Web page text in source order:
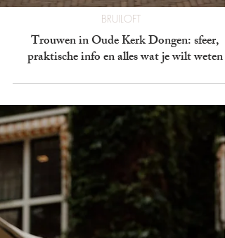
BRUILOFT
Trouwen in Oude Kerk Dongen: sfeer,
praktische info en alles wat je wilt weten